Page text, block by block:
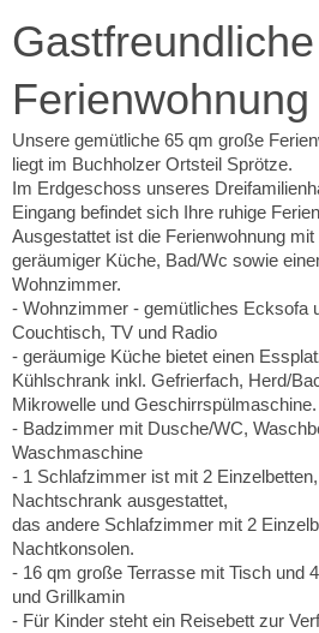
Gastfreundliche
Ferienwohnung
Unsere gemütliche 65 qm große
liegt im Buchholzer Ortsteil Sprötze.
Im Erdgeschoss unseres
Eingang befindet sich Ihre ruhige
Ausgestattet ist die Ferienwohnung
geräumiger Küche, Bad/Wc sowie
Wohnzimmer.
- Wohnzimmer - gemütliches Ecksofa
Couchtisch, TV und Radio
- geräumige Küche bietet einen
Kühlschrank inkl. Gefrierfach, Herd/
Mikrowelle und Geschirrspülmaschine.
- Badzimmer mit Dusche/WC,
Waschmaschine
- 1 Schlafzimmer ist mit 2
Nachtschrank ausgestattet,
das andere Schlafzimmer mit 2
Nachtkonsolen.
- 16 qm große Terrasse mit Tisch und
und Grillkamin
- Für Kinder steht ein Reisebett zur